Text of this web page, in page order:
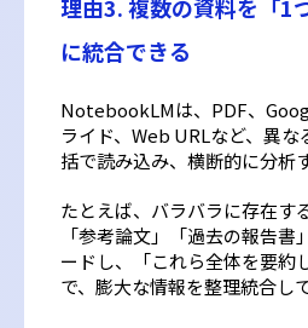
理由3. 複数の資料を「1
に統合できる
NotebookLMは、PDF、
ライド、Web URLなど、異
括で読み込み、横断的に分析
たとえば、バラバラに存在す
「参考論文」「過去の報告
ードし、「これら全体を要約
で、膨大な情報を整理統合し